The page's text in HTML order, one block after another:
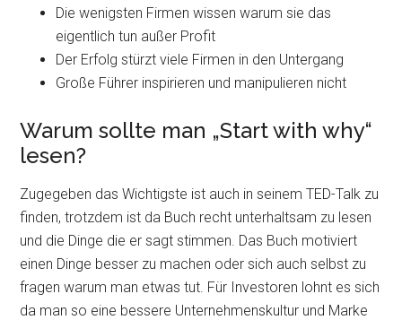
Die wenigsten Firmen wissen warum sie das
eigentlich tun außer Profit
Der Erfolg stürzt viele Firmen in den Untergang
Große Führer inspirieren und manipulieren nicht
Warum sollte man „Start with why“
lesen?
Zugegeben das Wichtigste ist auch in seinem TED-Talk zu
finden, trotzdem ist da Buch recht unterhaltsam zu lesen
und die Dinge die er sagt stimmen. Das Buch motiviert
einen Dinge besser zu machen oder sich auch selbst zu
fragen warum man etwas tut. Für Investoren lohnt es sich
da man so eine bessere Unternehmenskultur und Marke